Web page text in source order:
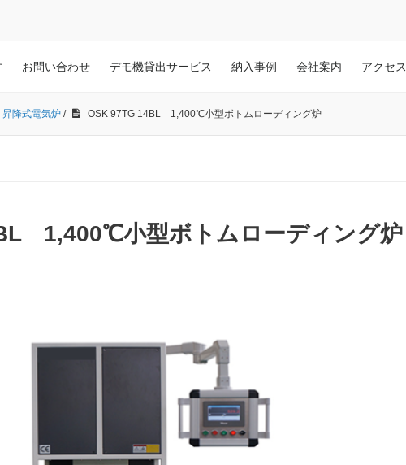
お問い合わせ デモ機貸出サービス 納入事例 会社案内 アクセス
昇降式電気炉 / OSK 97TG 14BL 1,400℃小型ボトムローディング炉
1,400℃小型ボトムローディング炉